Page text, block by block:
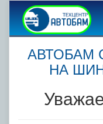
АВТОБАМ
НА